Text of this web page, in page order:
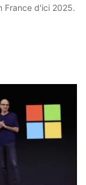
France d'ici 2025.